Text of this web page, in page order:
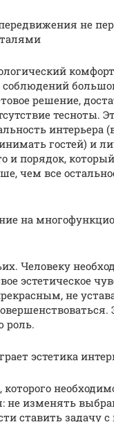
не
соблюдений
решение,
тесноты.
интерьера
гостей) и
и порядок,
чем все
на
Человеку
эстетическое
не
роль.
эстетика
которого
не изменять
ставить задачу с